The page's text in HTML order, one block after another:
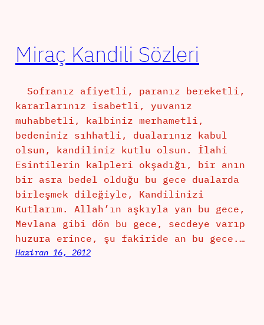
Miraç Kandili Sözleri
Sofranız afiyetli, paranız bereketli,
kararlarınız isabetli, yuvanız
muhabbetli, kalbiniz merhametli,
bedeniniz sıhhatli, dualarınız kabul
olsun, kandiliniz kutlu olsun. İlahi
Esintilerin kalpleri okşadığı, bir anın
bir asra bedel olduğu bu gece dualarda
birleşmek dileğiyle, Kandilinizi
Kutlarım. Allah’ın aşkıyla yan bu gece,
Mevlana gibi dön bu gece, secdeye varıp
huzura erince, şu fakiride an bu gece.…
Haziran 16, 2012